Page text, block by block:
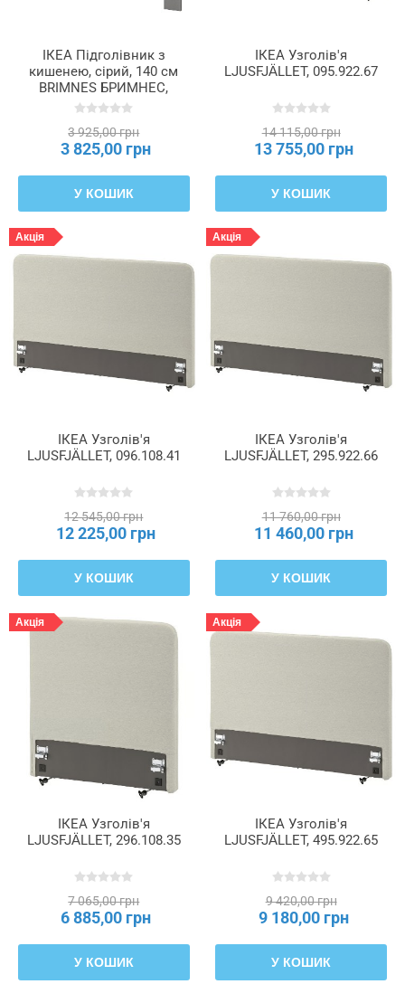
ІКЕА Підголівник з
кишенею, сірий, 140 см
BRIMNES БРИМНЕС,
106.027.98
3 925,00 грн
3 825,00 грн
У КОШИК
ІКЕА Узголів'я
LJUSFJÄLLET, 095.922.67
14 115,00 грн
13 755,00 грн
У КОШИК
Акція
ІКЕА Узголів'я
LJUSFJÄLLET, 096.108.41
12 545,00 грн
12 225,00 грн
У КОШИК
Акція
ІКЕА Узголів'я
LJUSFJÄLLET, 295.922.66
11 760,00 грн
11 460,00 грн
У КОШИК
Акція
ІКЕА Узголів'я
LJUSFJÄLLET, 296.108.35
7 065,00 грн
6 885,00 грн
У КОШИК
Акція
ІКЕА Узголів'я
LJUSFJÄLLET, 495.922.65
9 420,00 грн
9 180,00 грн
У КОШИК